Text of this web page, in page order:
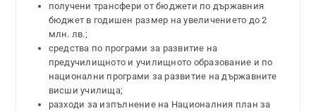
получени трансфери от бюджети по държавния
бюджет в годишен размер на увеличението до 2
млн. лв.;
средства по програми за развитие на
предучилищното и училищното образование и по
национални програми за развитие на държавните
висши училища;
разходи за изпълнение на Националния план за